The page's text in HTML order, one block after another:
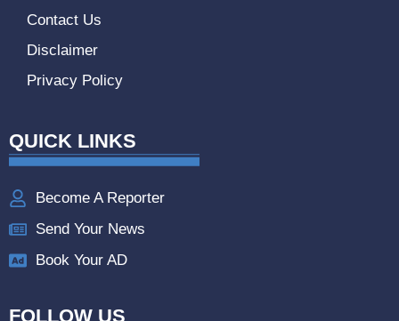
Contact Us
Disclaimer
Privacy Policy
QUICK LINKS
Become A Reporter
Send Your News
Book Your AD
FOLLOW US